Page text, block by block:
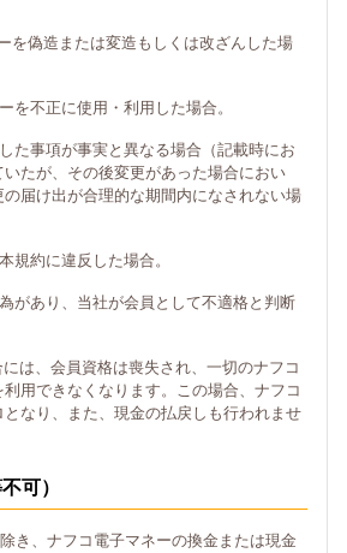
を偽造または変造もしくは改ざんした場
を不正に使用・利用した場合。
た事項が事実と異なる場合（記載時にお
たが、その後変更があった場合におい
届け出が合理的な期間内になされない場
規約に違反した場合。
があり、当社が会員として不適格と判断
は、会員資格は喪失され、一切のナフコ
用できなくなります。この場合、ナフコ
なり、また、現金の払戻しも行われませ
可）
き、ナフコ電子マネーの換金または現金